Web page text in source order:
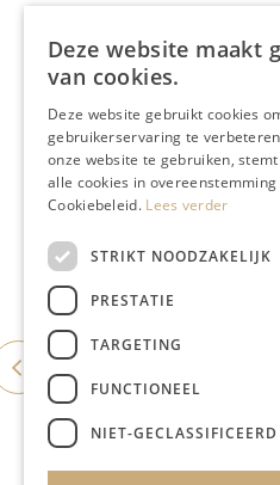
Deze website maakt
van cookies.
Deze website gebruikt cookies
gebruikerservaring te
onze website te gebruiken,
alle cookies in overeenstemming
Cookiebeleid. Lees verder
STRIKT NOODZAKELIJK
PRESTATIE
TARGETING
FUNCTIONEEL
NIET-GECLASSIFICEERD